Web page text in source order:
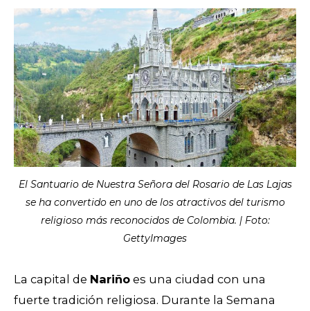
El Santuario de Nuestra Señora del Rosario de Las Lajas
se ha convertido en uno de los atractivos del turismo
religioso más reconocidos de Colombia. | Foto:
GettyImages
La capital de Nariño es una ciudad con una
fuerte tradición religiosa. Durante la Semana